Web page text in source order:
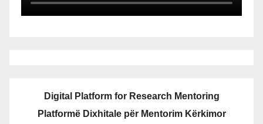
Digital Platform for Research Mentoring
Platformë Dixhitale për Mentorim Kërkimor